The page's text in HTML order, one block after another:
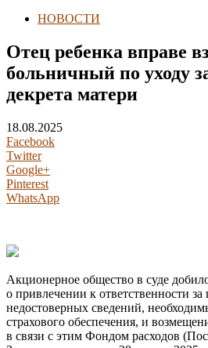
НОВОСТИ
Отец ребенка вправе
больничный по уходу
декрета матери
18.08.2025
Facebook
Twitter
Google+
Pinterest
WhatsApp
Акционерное общество в суде
о привлечении к ответственности за
недостоверных сведений,
страхового обеспечения, и
в связи с этим Фондом расходов